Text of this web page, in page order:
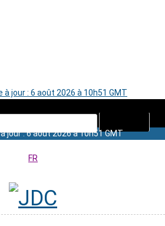
à jour : 6 août 2026 à 10h51 GMT
jour : 6 août 2026 à 10h51 GMT
FR